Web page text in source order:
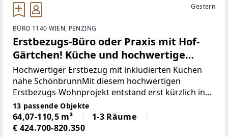
Gestern
BÜRO 1140 WIEN, PENZING
Erstbezugs-Büro oder Praxis mit Hof-
Gärtchen! Küche und hochwertige
Ausstattung inklusive!
Hochwertiger Erstbezug mit inkludierten Küchen
nahe SchönbrunnMit diesem hochwertigen
Erstbezugs-Wohnprojekt entstand erst kürzlich in
begehrter Lage des 14. Bezirks ein modernes
Wohnprojekt, das zeitgemäßen Wohnkomfort mit
hoher Lebensqualität
13 passende Objekte
64,07-110,5 m²
1-3 Räume
€ 424.700-820.350